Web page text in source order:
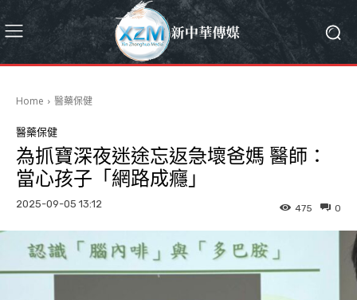
Home 醫藥保健
醫藥保健
為抓寶深夜迷途忘返急壞爸媽 醫師：
當心孩子「網路成癮」
2025-09-05 13:12 0
475